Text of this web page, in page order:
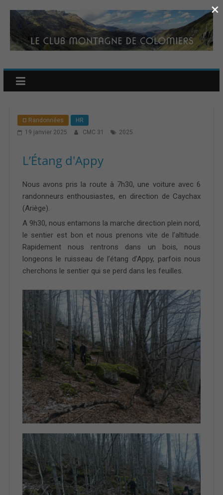
¤ Randonnées
HR
19 janvier 2025
CMC 31 2025
L’Étang d'Appy
Nous avons pris la route à 7h30, une voiture avec 6
randonneurs enthousiastes, en direction de Caychax
(Ariège).
A 9h30, nous entamons la marche direction plein nord,
le sentier est bon et nous prenons vite de l’altitude.
Rapidement nous rentrons dans un bois, nous
longeons le ruisseau de l’étang d’Appy, parfois nous
cherchons le sentier qui se perd dans les feuilles.
×